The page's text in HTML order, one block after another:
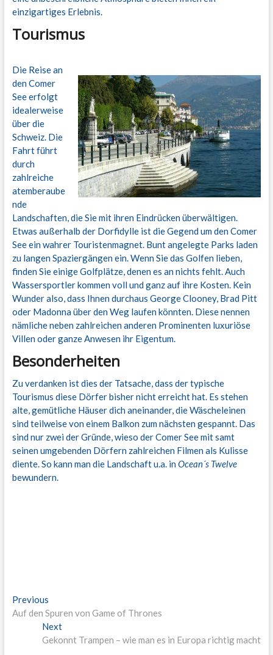
einzigartiges Erlebnis.
Tourismus
Die Reise an
den Comer
See erfolgt
idealerweise
über die
Schweiz. Die
Fahrt führt
durch
zahlreiche
atemberaube
nde
Landschaften, die Sie mit ihren Eindrücken überwältigen.
Etwas außerhalb der Dorfidylle ist die Gegend um den Comer
See ein wahrer Touristenmagnet. Bunt angelegte Parks laden
zu langen Spaziergängen ein. Wenn Sie das Golfen lieben,
finden Sie einige Golfplätze, denen es an nichts fehlt. Auch
Wassersportler kommen voll und ganz auf ihre Kosten. Kein
Wunder also, dass Ihnen durchaus George Clooney, Brad Pitt
oder Madonna über den Weg laufen könnten. Diese nennen
nämliche neben zahlreichen anderen Prominenten luxuriöse
Villen oder ganze Anwesen ihr Eigentum.
Besonderheiten
Zu verdanken ist dies der Tatsache, dass der typische
Tourismus diese Dörfer bisher nicht erreicht hat. Es stehen
alte, gemütliche Häuser dich aneinander, die Wäscheleinen
sind teilweise von einem Balkon zum nächsten gespannt. Das
sind nur zwei der Gründe, wieso der Comer See mit samt
seinen umgebenden Dörfern zahlreichen Filmen als Kulisse
diente. So kann man die Landschaft u.a. in Ocean´s Twelve
bewundern.
P
o
Previous
r
e
v
Auf den Spuren von Game of Thrones
Next
e
Gekonnt Trampen – wie man es in Europa richtig macht